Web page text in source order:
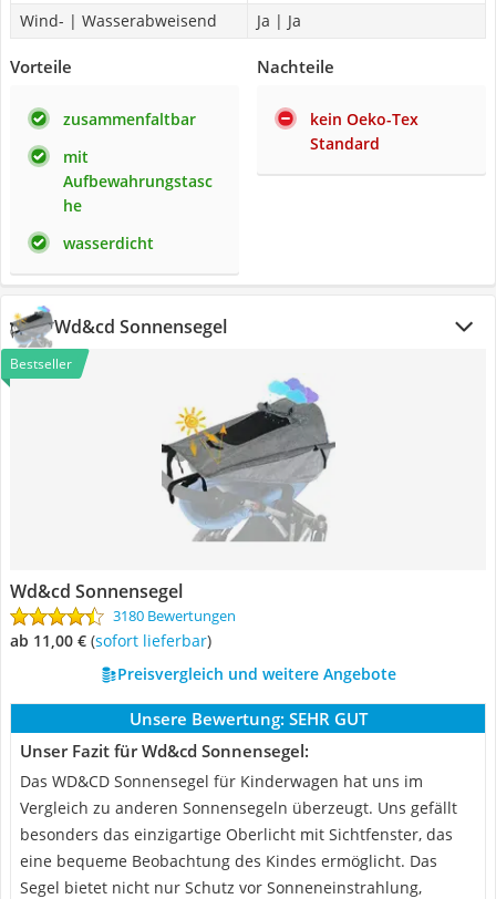
Wind- | Wasserabweisend
Ja | Ja
Vorteile
zusammenfaltbar
mit
Aufbewahrungstasc
he
wasserdicht
Nachteile
kein Oeko-Tex
Standard
Wd&cd Sonnensegel
Bestseller
Wd&cd Sonnensegel
3180 Bewertungen
ab 11,00 € ( Sofort lieferbar)
Preisvergleich und weitere Angebote
Unsere Bewertung: SEHR GUT
Unser Fazit für Wd&cd Sonnensegel:
Das WD&CD Sonnensegel für Kinderwagen hat uns im
Vergleich zu anderen Sonnensegeln überzeugt. Uns gefällt
besonders das einzigartige Oberlicht mit Sichtfenster, das
eine bequeme Beobachtung des Kindes ermöglicht. Das
Segel bietet nicht nur Schutz vor Sonneneinstrahlung,